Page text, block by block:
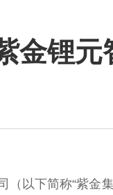
金锂元
以下简称“紫金集